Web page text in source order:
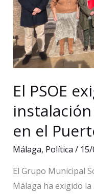
el
barrio
de
Palma
El PSOE
en el
Málaga, Política /
El Grupo Municipal
Málaga ha exigido